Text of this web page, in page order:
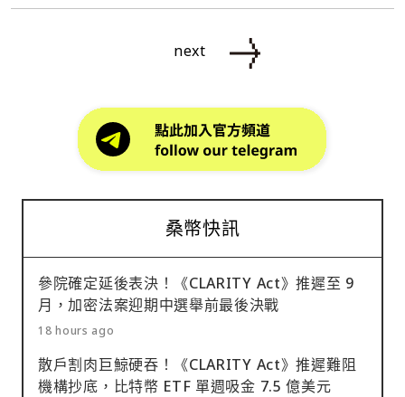
next
桑幣快訊
參院確定延後表決！《CLARITY Act》推遲至 9
月，加密法案迎期中選舉前最後決戰
18 hours ago
散戶割肉巨鯨硬吞！《CLARITY Act》推遲難阻
機構抄底，比特幣 ETF 單週吸金 7.5 億美元